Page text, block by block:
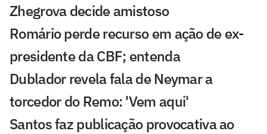
Zhegrova decide amistoso
Romário perde recurso em ação de ex-
presidente da CBF; entenda
Dublador revela fala de Neymar a
torcedor do Remo: 'Vem aqui'
Santos faz publicação provocativa ao